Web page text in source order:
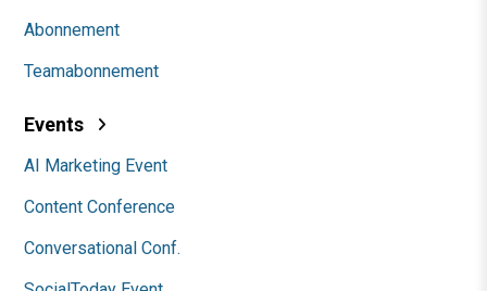
Abonnement
Teamabonnement
Events
AI Marketing Event
Content Conference
Conversational Conf.